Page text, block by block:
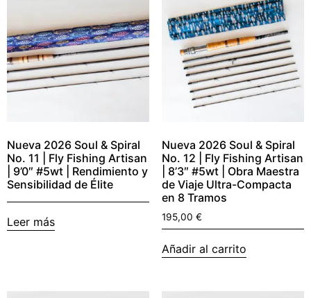
Nueva 2026 Soul & Spiral
No. 11 | Fly Fishing Artisan
| 9’0″ #5wt | Rendimiento y
Sensibilidad de Élite
Leer más
Nueva 2026 Soul & Spiral
No. 12 | Fly Fishing Artisan
| 8’3″ #5wt | Obra Maestra
de Viaje Ultra-Compacta
en 8 Tramos
195,00 €
Añadir al carrito